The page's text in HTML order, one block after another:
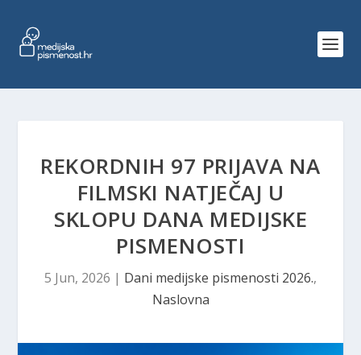
REKORDNIH 97 PRIJAVA NA
FILMSKI NATJEČAJ U
SKLOPU DANA MEDIJSKE
PISMENOSTI
5 Jun, 2026 | Dani medijske pismenosti 2026.,
Naslovna